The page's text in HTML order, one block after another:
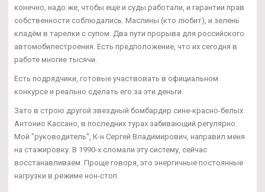
конечно, надо же, чтобы еще и суды работали, и гарантии прав
собственности соблюдались. Маслины (кто любит), и зелень
кладём в тарелки с супом. Два пути прорыва для российского
автомобилестроения. Есть предположение, что их сегодня в
работе многие тысячи.
Есть подрядчики, готовые участвовать в официальном
конкурсе и реально сделать его за эти деньги.
Зато в строю другой звездный бомбардир сине-красно-белых
Антонио Кассано, в последних турах забивающий регулярно.
Мой "руководитель", К-н Сергей Владимирович, направил меня
на стажировку. В 1990-х сломали эту систему, сейчас
восстанавливаем. Проще говоря, это энергичные постоянные
нагрузки в режиме нон-стоп.